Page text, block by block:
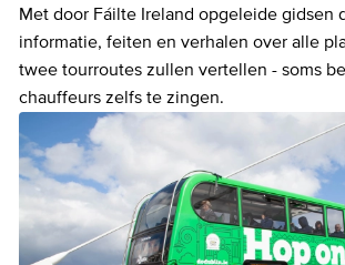
Met door Fáilte Ireland opgeleide gidsen
informatie, feiten en verhalen over alle
twee tourroutes zullen vertellen - soms
chauffeurs zelfs te zingen.